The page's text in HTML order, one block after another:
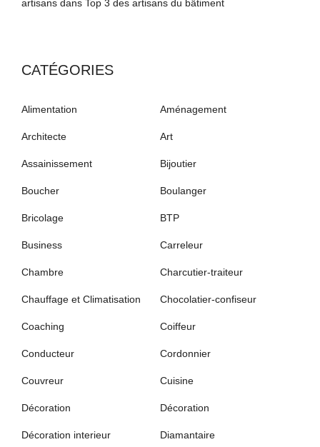
artisans dans Top 3 des artisans du bâtiment
CATÉGORIES
Alimentation Aménagement
Architecte Art
Assainissement Bijoutier
Boucher Boulanger
Bricolage BTP
Business Carreleur
Chambre Charcutier-traiteur
Chauffage et Climatisation Chocolatier-confiseur
Coaching Coiffeur
Conducteur Cordonnier
Couvreur Cuisine
Décoration Décoration
Décoration interieur Diamantaire